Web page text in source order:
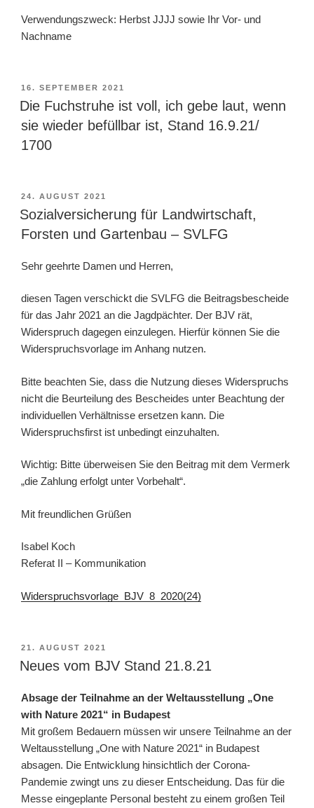
Verwendungszweck: Herbst JJJJ sowie Ihr Vor- und
Nachname
VERÖFFENTLICHT
AM
16. SEPTEMBER 2021
Die Fuchstruhe ist voll, ich gebe laut, wenn
sie wieder befüllbar ist, Stand 16.9.21/
1700
VERÖFFENTLICHT
AM
24. AUGUST 2021
Sozialversicherung für Landwirtschaft,
Forsten und Gartenbau – SVLFG
Sehr geehrte Damen und Herren,
diesen Tagen verschickt die SVLFG die Beitragsbescheide
für das Jahr 2021 an die Jagdpächter. Der BJV rät,
Widerspruch dagegen einzulegen. Hierfür können Sie die
Widerspruchsvorlage im Anhang nutzen.
Bitte beachten Sie, dass die Nutzung dieses Widerspruchs
nicht die Beurteilung des Bescheides unter Beachtung der
individuellen Verhältnisse ersetzen kann. Die
Widerspruchsfirst ist unbedingt einzuhalten.
Wichtig: Bitte überweisen Sie den Beitrag mit dem Vermerk
„die Zahlung erfolgt unter Vorbehalt“.
Mit freundlichen Grüßen
Isabel Koch
Referat II – Kommunikation
Widerspruchsvorlage_BJV_8_2020(24)
VERÖFFENTLICHT
AM
21. AUGUST 2021
Neues vom BJV Stand 21.8.21
Absage der Teilnahme an der Weltausstellung „One
with Nature 2021“ in Budapest
Mit großem Bedauern müssen wir unsere Teilnahme an der
Weltausstellung „One with Nature 2021“ in Budapest
absagen. Die Entwicklung hinsichtlich der Corona-
Pandemie zwingt uns zu dieser Entscheidung. Das für die
Messe eingeplante Personal besteht zu einem großen Teil